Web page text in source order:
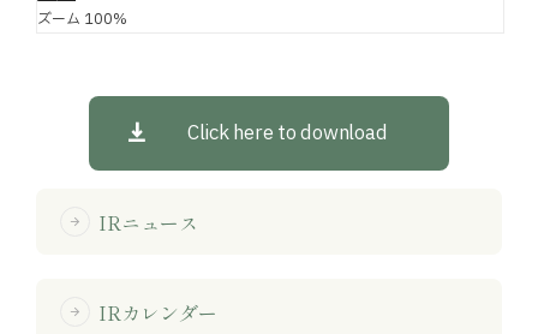
ズーム 100%
Click here to download
arrow_forward IRニュース
arrow_forward IRカレンダー